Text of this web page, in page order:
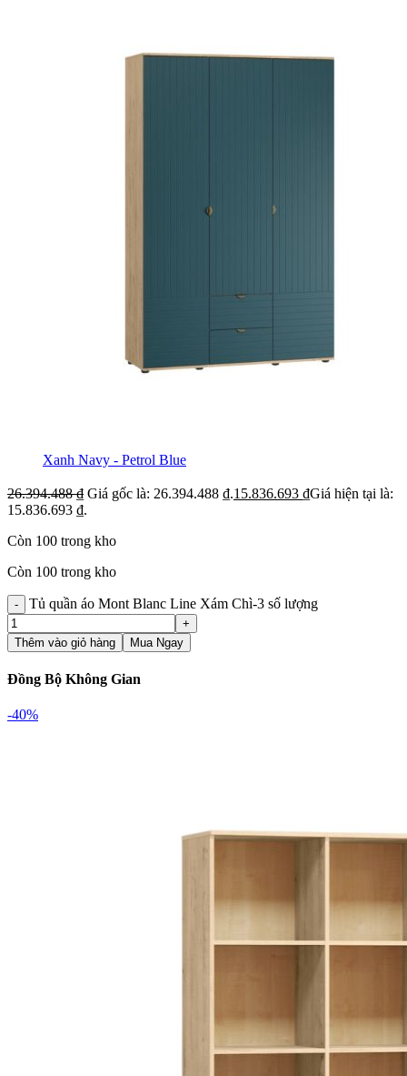
Xanh Navy - Petrol Blue
26.394.488₫ Giá gốc là: 26.394.488 ₫.15.836.693 ₫Giá hiện tại là:
15.836.693 ₫.
Còn 100 trong kho
Còn 100 trong kho
Tủ quần áo Mont Blanc Line Xám Chì-3 số lượng
Thêm vào giỏ hàng Mua Ngay
Đồng Bộ Không Gian
-40%